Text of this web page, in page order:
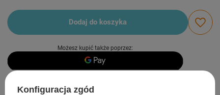
Dodaj do koszyka
Możesz kupić także poprzez:
Produkt dostępny Wysyłka
Konfiguracja zgód